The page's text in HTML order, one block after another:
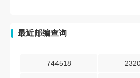
最近邮编查询
744518